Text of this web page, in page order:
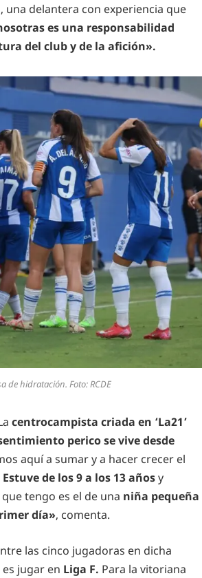
, una delantera con experiencia que
es una responsabilidad
del club y de la afición».
de hidratación. Foto: RCDE
centrocampista criada en ‘La21’
perico se vive desde
aquí a sumar y a hacer crecer el
de los 9 a los 13 añosy
tengo es el de una niña pequeña
día», comenta.
las cinco jugadoras en dicha
jugar en Liga F. Para la vitoriana